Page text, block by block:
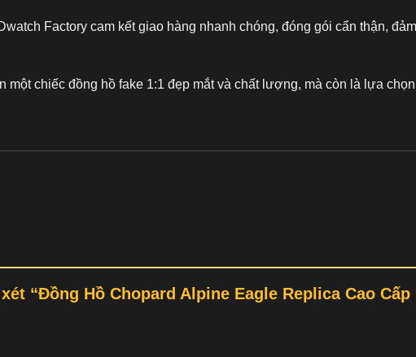
Factory cam kết giao hàng nhanh chóng, đóng gói cẩn thận,
một chiếc đồng hồ fake 1:1 đẹp mắt và chất lượng, mà còn là lựa
“Đồng Hồ Chopard Alpine Eagle Replica Cao Cấp